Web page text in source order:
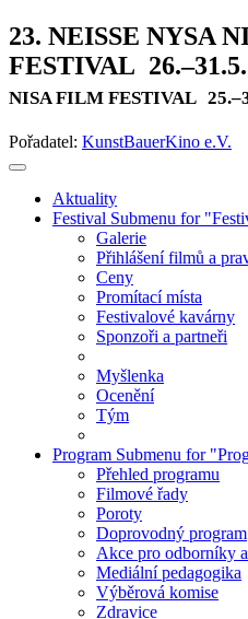
23. NEISSE NYSA
FESTIVAL
NISA FILM FESTIVAL
Pořadatel: KunstBauerKino e.V.
Aktuality
Festival Submenu for
Galerie
Přihlášení filmů a
Ceny
Promítací místa
Festivalové kavárny
Sponzoři a partneři
Myšlenka
Ocenění
Tým
Program Submenu for
Přehled programu
Filmové řady
Poroty
Doprovodný program
Akce pro odborníky
Mediální pedagogika
Výběrová komise
Zdravice